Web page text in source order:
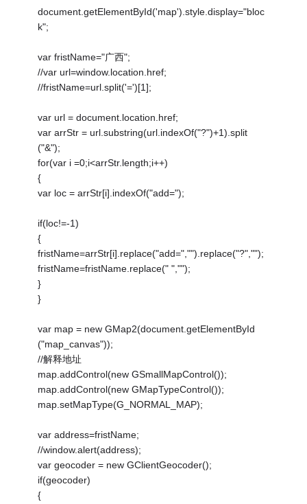
document.getElementById('map').style.display="bloc
k";
var fristName="广西";
//var url=window.location.href;
//fristName=url.split('=')[1];
var url = document.location.href;
var arrStr = url.substring(url.indexOf("?")+1).split
("&");
for(var i =0;i<arrStr.length;i++)
{
var loc = arrStr[i].indexOf("add=");
if(loc!=-1)
{
fristName=arrStr[i].replace("add=","").replace("?","");
fristName=fristName.replace(" ","");
}
}
var map = new GMap2(document.getElementById
("map_canvas"));
//解释地址
map.addControl(new GSmallMapControl());
map.addControl(new GMapTypeControl());
map.setMapType(G_NORMAL_MAP);
var address=fristName;
//window.alert(address);
var geocoder = new GClientGeocoder();
if(geocoder)
{